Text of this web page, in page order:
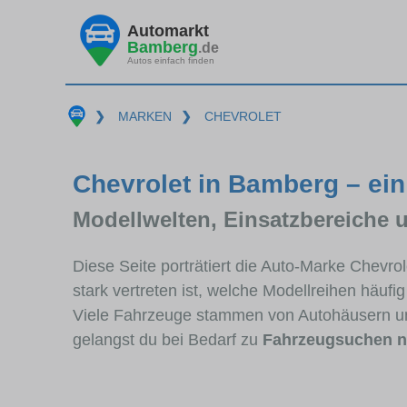
Automarkt
Bamberg.de
Autos einfach finden
❯ MARKEN ❯ CHEVROLET
Chevrolet in Bamberg –
Modellwelten, Einsatzbereiche
Diese Seite porträtiert die Auto-Marke
stark vertreten ist, welche Modellreihen
Viele Fahrzeuge stammen von Autohäusern
gelangst du bei Bedarf zu Fahrzeugsuchen